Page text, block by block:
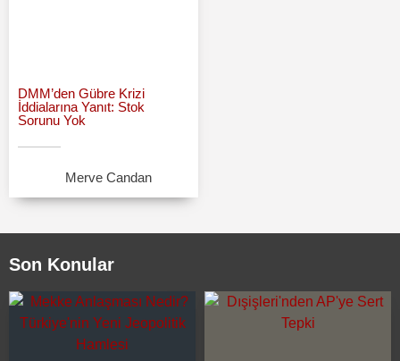
DMM’den Gübre Krizi
İddialarına Yanıt: Stok
Sorunu Yok
Merve Candan
Son Konular